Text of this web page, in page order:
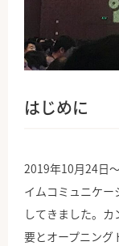
公式X
はじめに
2019年10月24日
イムコミュニケー
してきました。
要とオープニング